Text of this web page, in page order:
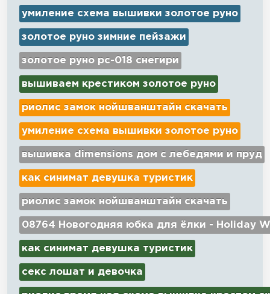
умиление схема вышивки золотое руно
золотое руно зимние пейзажи
золотое руно рс-018 снегири
вышиваем крестиком золотое руно
риолис замок нойшванштайн скачать
умиление схема вышивки золотое руно
вышивка dimensions дом с лебедями и пруд
как синимат девушка туристик
риолис замок нойшванштайн скачать
08764 Новогодняя юбка для ёлки - Holiday
как синимат девушка туристик
секс лошат и девочка